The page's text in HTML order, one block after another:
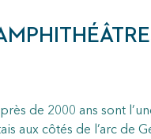
de 2000 ans sont
aux côtés de l’arc de